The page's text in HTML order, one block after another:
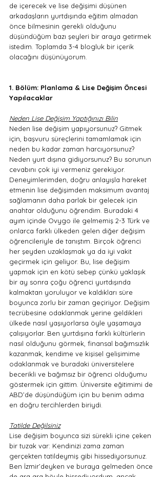
de içerecek ve lise değişimi düşünen
arkadaşların yurtdışında eğitim almadan
önce bilmesinin gerekli olduğunu
düşündüğüm bazı şeyleri bir araya getirmek
istedim. Toplamda 3-4 blogluk bir içerik
olacağını düşünüyorum.
1. Bölüm: Planlama & Lise Değişim Öncesi
Yapılacaklar
Neden Lise Değişim Yaptığınızı Bilin
Neden lise değişim yapıyorsunuz? Gitmek
için, başvuru süreçlerini tamamlamak için
neden bu kadar zaman harcıyorsunuz?
Neden yurt dışına gidiyorsunuz? Bu sorunun
cevabını çok iyi vermeniz gerekiyor.
Deneyimlerimden, doğru anlayışla hareket
etmenin lise değişimden maksimum avantaj
sağlamanın daha parlak bir gelecek için
anahtar olduğunu öğrendim. Buradaki 4
ayım içinde Ovygo ile gelmemiş 2-3 Türk ve
onlarca farklı ülkeden gelen diğer değişim
öğrencileriyle de tanıştım. Birçok öğrenci
her şeyden uzaklaşmak ya da iyi vakit
geçirmek için geliyor. Bu, lise değişim
yapmak için en kötü sebep çünkü yaklaşık
bir ay sonra çoğu öğrenci yurtdışında
kalmaktan yoruluyor ve kaldıkları süre
boyunca zorlu bir zaman geçiriyor. Değişim
tecrübesine odaklanmak yerine geldikleri
ülkede nasıl yaşıyorlarsa öyle yaşamaya
çalışıyorlar. Ben yurtdışına farklı kültürlerin
nasıl olduğunu görmek, finansal bağımsızlık
kazanmak, kendime ve kişisel gelişimime
odaklanmak ve buradaki üniversitelere
becerikli ve bağımsız bir öğrenci olduğumu
göstermek için gittim. Üniversite eğitimimi de
ABD’de düşündüğüm için bu benim adıma
en doğru tercihlerden biriydi.
Tatilde Değilsiniz
Lise değişim boyunca sizi sürekli içine çeken
bir tuzak var: Kendinizi zama zaman
gerçekten tatildeymiş gibi hissediyorsunuz.
Ben İzmir’deyken ve buraya gelmeden önce